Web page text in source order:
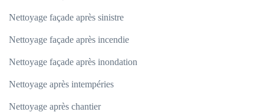
Nettoyage façade après sinistre
Nettoyage façade après incendie
Nettoyage façade après inondation
Nettoyage après intempéries
Nettoyage après chantier